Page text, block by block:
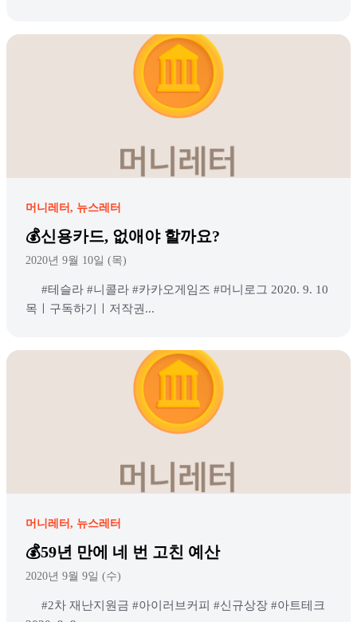
머니레터 뉴스레터
💰신용카드, 없애야 할까요?
2020년 9월 10일 (목)
#테슬라 #니콜라 #카카오게임즈 #머니로그 2020. 9. 10
목ㅣ구독하기ㅣ저작권...
머니레터 뉴스레터
💰59년 만에 네 번 고친 예산
2020년 9월 9일 (수)
#2차 재난지원금 #아이러브커피 #신규상장 #아트테크